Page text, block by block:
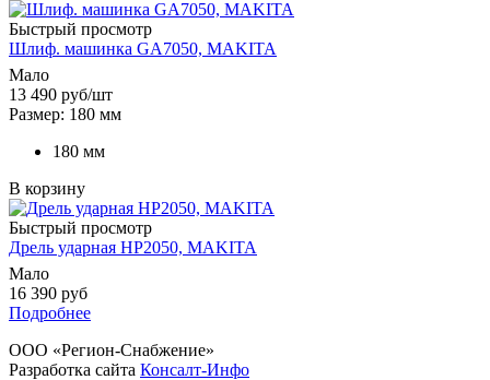
Быстрый просмотр
Шлиф. машинка GA7050, MAKITA
Мало
13 490 руб/шт
Размер: 180 мм
180 мм
В корзину
Быстрый просмотр
Дрель ударная HP2050, MAKITA
Мало
16 390 руб
Подробнее
ООО «Регион-Снабжение»
Разработка сайта Консалт-Инфо